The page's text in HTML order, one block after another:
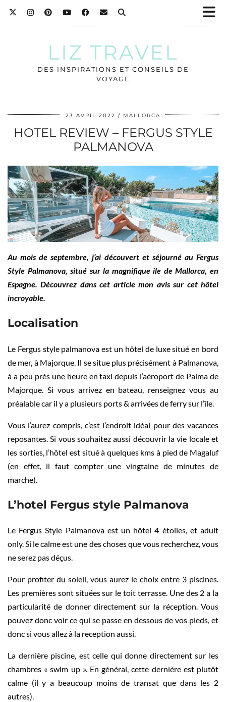
LIZ TRAVEL
DES INSPIRATIONS ET CONSEILS DE
VOYAGE
23 AVRIL 2022 MALLORCA
HOTEL REVIEW – FERGUS STYLE
PALMANOVA
Au mois de septembre, j’ai découvert et séjourné au Fergus
Style Palmanova, situé sur la magnifique ile de Mallorca, en
Espagne. Découvrez dans cet article mon avis sur cet hôtel
incroyable.
Localisation
Le Fergus style palmanova est un hôtel de luxe situé en bord
de mer, à Majorque. Il se situe plus précisément à Palmanova,
à a peu près une heure en taxi depuis l’aéroport de Palma de
Majorque. Si vous arrivez en bateau, renseignez vous au
préalable car il y a plusieurs ports & arrivées de ferry sur l’île.
Vous l’aurez compris, c’est l’endroit idéal pour des vacances
reposantes. Si vous souhaitez aussi découvrir la vie locale et
les sorties, l’hôtel est situé à quelques kms à pied de Magaluf
(en effet, il faut compter une vingtaine de minutes de
marche).
L’hotel Fergus style Palmanova
Le Fergus Style Palmanova est un hôtel 4 étoiles, et adult
only. Si le calme est une des choses que vous recherchez, vous
ne serez pas déçus.
Pour profiter du soleil, vous aurez le choix entre 3 piscines.
Les premières sont situées sur le toit terrasse. Une des 2 a la
particularité de donner directement sur la réception. Vous
pouvez donc voir ce qui se passe en dessous de vos pieds, et
donc si vous allez à la reception aussi.
La dernière piscine, est celle qui donne directement sur les
chambres « swim up ». En général, cette dernière est plutôt
calme (il y a beaucoup moins de transat que dans les 2
autres).